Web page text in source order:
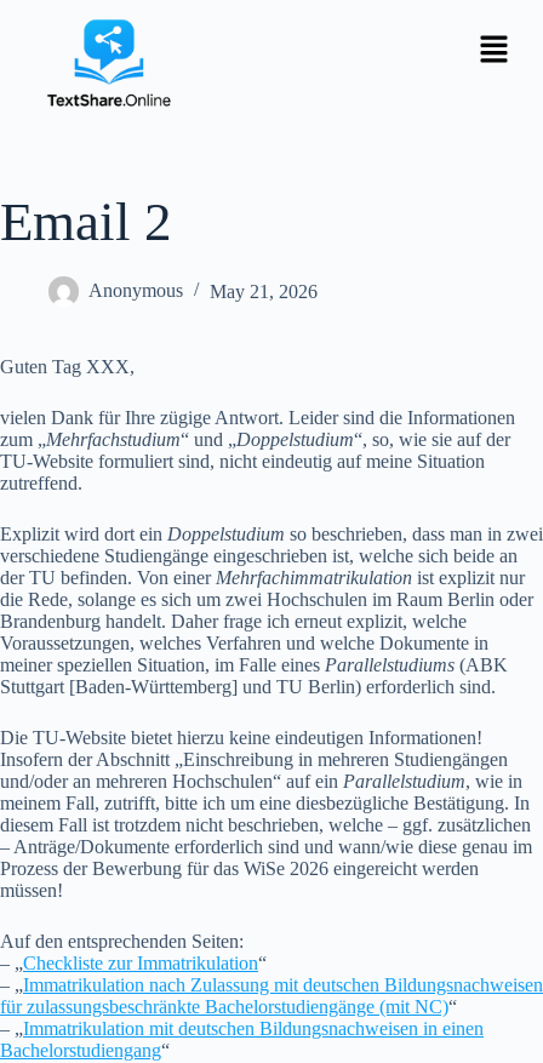
Email 2
Anonymous May 21, 2026
Guten Tag XXX,
vielen Dank für Ihre zügige Antwort. Leider sind die Informationen
zum „Mehrfachstudium“ und „Doppelstudium“, so, wie sie auf der
TU-Website formuliert sind, nicht eindeutig auf meine Situation
zutreffend.
Explizit wird dort ein Doppelstudium so beschrieben, dass man in zwei
verschiedene Studiengänge eingeschrieben ist, welche sich beide an
der TU befinden. Von einerMehrfachimmatrikulation ist explizit nur
die Rede, solange es sich um zwei Hochschulen im Raum Berlin oder
Brandenburg handelt. Daher frage ich erneut explizit, welche
Voraussetzungen, welches Verfahren und welche Dokumente in
meiner speziellen Situation, im Falle eines Parallelstudiums (ABK
Stuttgart [Baden-Württemberg] und TU Berlin) erforderlich sind.
Die TU-Website bietet hierzu keine eindeutigen Informationen!
Insofern der Abschnitt „Einschreibung in mehreren Studiengängen
und/oder an mehreren Hochschulen“ auf ein Parallelstudium, wie in
meinem Fall, zutrifft, bitte ich um eine diesbezügliche Bestätigung. In
diesem Fall ist trotzdem nicht beschrieben, welche – ggf. zusätzlichen
– Anträge/Dokumente erforderlich sind und wann/wie diese genau im
Prozess der Bewerbung für das WiSe 2026 eingereicht werden
müssen!
Auf den entsprechenden Seiten:
– „Checkliste zur Immatrikulation“
– „Immatrikulation nach Zulassung mit deutschen Bildungsnachweisen
für zulassungsbeschränkte Bachelorstudiengänge (mit NC)“
– „Immatrikulation mit deutschen Bildungsnachweisen in einen
Bachelorstudiengang“